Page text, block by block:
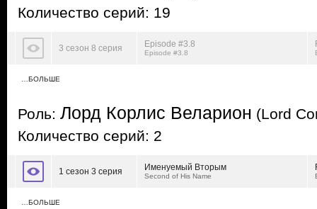
Количество серий: 19
3 сезон 8 серия Episode #3.8
Episode #3.8
…БОЛЬШЕ
Роль: Лорд Корлис Веларион (Lord
Количество серий: 2
1 сезон 3 серия Именуемый Вторым
Second of His Name
…БОЛЬШЕ